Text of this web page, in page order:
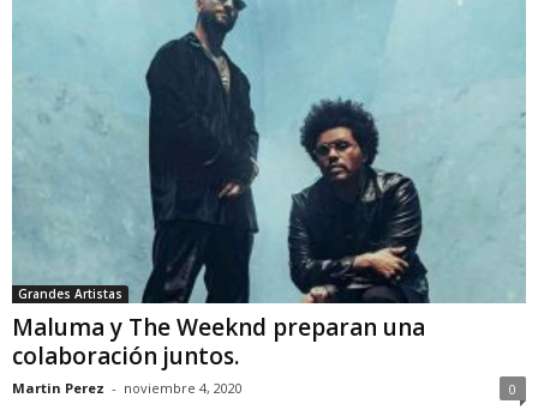
Grandes Artistas
Maluma y The Weeknd preparan una
colaboración juntos.
Martin Perez - noviembre 4, 2020 0